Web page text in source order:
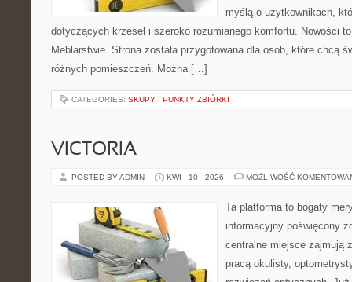
myślą o użytkownikach,
dotyczących krzeseł i szeroko rozumianego komfortu. Nowości
Meblarstwie. Strona została przygotowana dla osób, które chcą
różnych pomieszczeń. Można […]
CATEGORIES: SKUPY I PUNKTY ZBIÓRKI
VICTORIA
POSTED BY ADMIN KWI - 10 - 2026 MOŻLIWOŚĆ
Ta platforma to bogaty
informacyjny poświęcony
centralne miejsce zajmują
pracą okulisty,